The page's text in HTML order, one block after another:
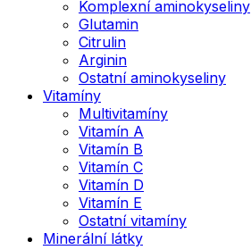
Komplexní aminokyseliny
Glutamin
Citrulin
Arginin
Ostatní aminokyseliny
Vitamíny
Multivitamíny
Vitamín A
Vitamín B
Vitamín C
Vitamín D
Vitamín E
Ostatní vitamíny
Minerální látky